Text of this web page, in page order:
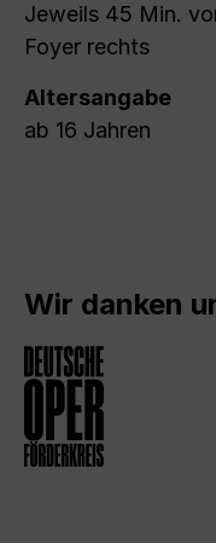
Jeweils 45 Min.
Foyer rechts
Altersangabe
ab 16 Jahren
Wir danken